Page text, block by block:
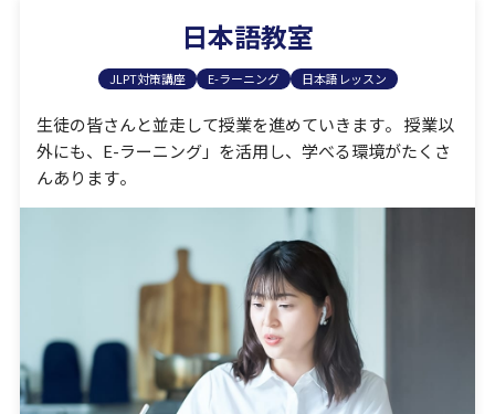
日本語教室
JLPT対策講座 E-ラーニング 日本語レッスン
⽣徒の皆さんと並⾛して授業を進めていきます。 授業以
外にも、 E-ラーニング」を活⽤し、学べる環境がたくさ
んあります。